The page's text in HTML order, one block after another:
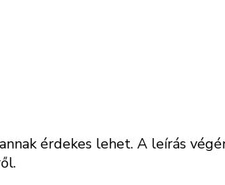
érdekes lehet. A leírás